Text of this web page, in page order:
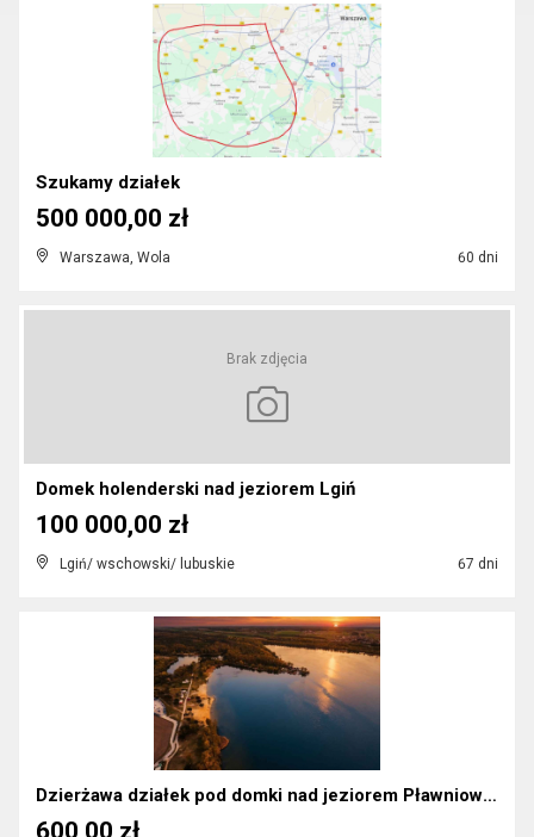
Szukamy działek
Warszawa, Wola 60 dni
500 000,00 zł
Brak zdjęcia
Domek holenderski nad jeziorem Lgiń
Lgiń/ wschowski/ lubuskie 67 dni
100 000,00 zł
Dzierżawa działek pod domki nad jeziorem Pławniowi...
600,00 zł